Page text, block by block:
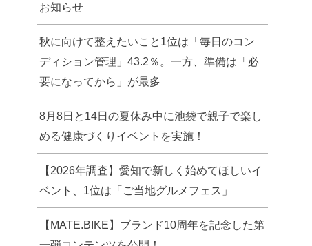
お知らせ
秋に向けて整えたいこと1位は「毎日のコン
ディション管理」43.2％。一方、準備は「必
要になってから」が最多
8月8日と14日の夏休み中に池袋で親子で楽し
める健康づくりイベントを実施！
【2026年調査】愛知で新しく始めてほしいイ
ベント、1位は「ご当地グルメフェス」
【MATE.BIKE】ブランド10周年を記念した第